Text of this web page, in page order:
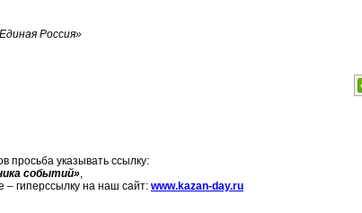
Россия»
просьба указывать ссылку:
событий»,
гиперссылку на наш сайт: www.kazan-day.ru